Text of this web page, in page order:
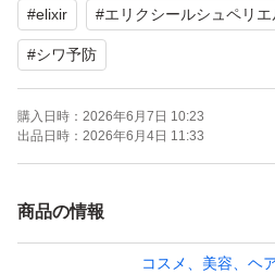
使用感：保湿 肌のハリ、弾力
本数：1 本
エリクシールシュペリエル レチ
#elixir #エリクシールシュペリエ
#シワ予防
購入日時： 2026年6月7日 10:23
出品日時： 2026年6月4日 11:33
商品の情報
コスメ、美容、ヘ